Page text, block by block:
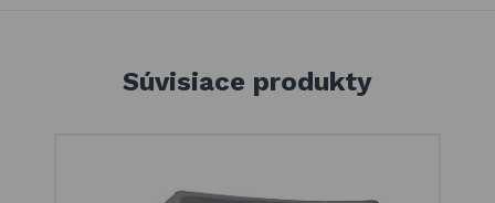
Súvisiace produkty